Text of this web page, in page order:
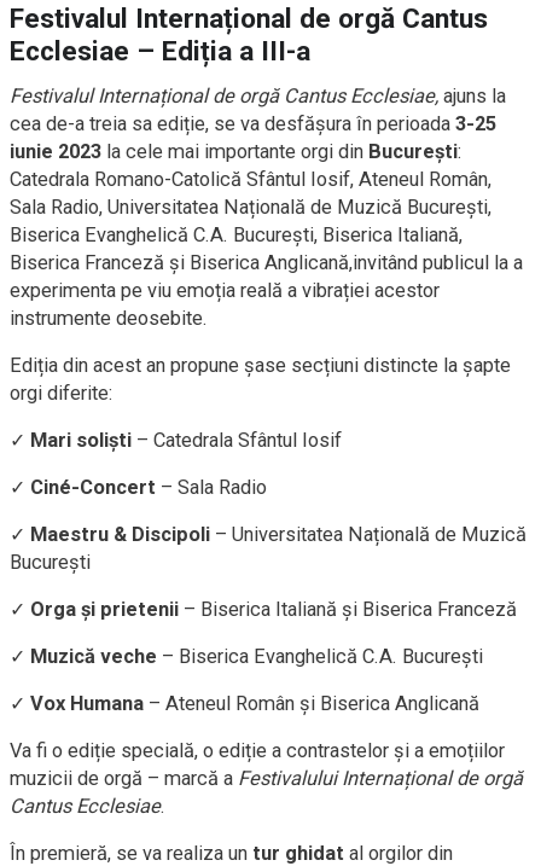
Festivalul Internațional de orgă Cantus
Ecclesiae – Ediția a III-a
Festivalul Internațional de orgă Cantus Ecclesiae, ajuns la
cea de-a treia sa ediție, se va desfășura în perioada 3-25
iunie 2023 la cele mai importante orgi din București:
Catedrala Romano-Catolică Sfântul Iosif, Ateneul Român,
Sala Radio, Universitatea Națională de Muzică București,
Biserica Evanghelică C.A. București, Biserica Italiană,
Biserica Franceză și Biserica Anglicană,invitând publicul la a
experimenta pe viu emoția reală a vibrației acestor
instrumente deosebite.
Ediția din acest an propune șase secțiuni distincte la șapte
orgi diferite:
✓ Mari soliști – Catedrala Sfântul Iosif
✓ Ciné-Concert – Sala Radio
✓ Maestru & Discipoli – Universitatea Națională de Muzică
București
✓ Orga și prietenii – Biserica Italiană și Biserica Franceză
✓ Muzică veche – Biserica Evanghelică C.A. București
✓ Vox Humana – Ateneul Român și Biserica Anglicană
Va fi o ediție specială, o ediție a contrastelor și a emoțiilor
muzicii de orgă – marcă a Festivalului Internațional de orgă
Cantus Ecclesiae.
În premieră, se va realiza un tur ghidat al orgilor din